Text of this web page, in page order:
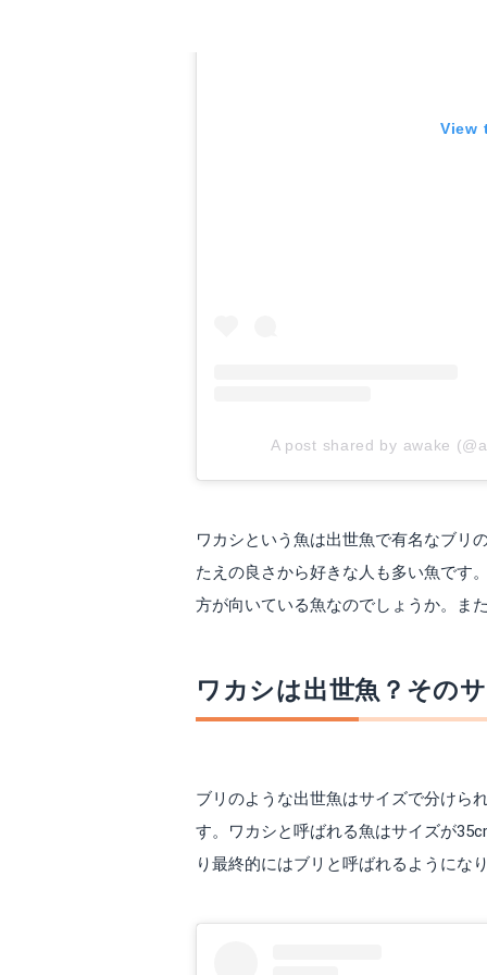
View
A post shared by awake
ワカシという魚は出世魚で有名なブリ
たえの良さから好きな人も多い魚です
方が向いている魚なのでしょうか。ま
ワカシは出世魚？その
ブリのような出世魚はサイズで分けら
す。ワカシと呼ばれる魚はサイズが
り最終的にはブリと呼ばれるようにな